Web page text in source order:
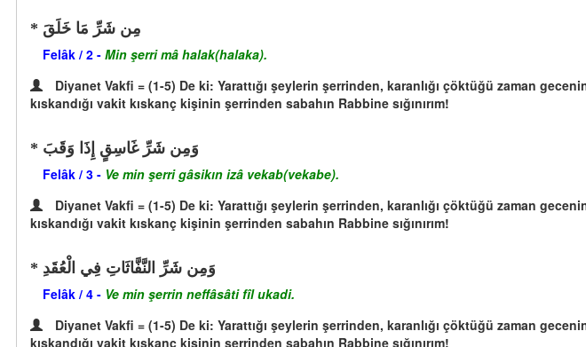
مِن شَرِّ مَا خَلَقَ
Felâk / 2 - Min şerri mâ halak(halaka).
Diyanet Vakfi = (1-5) De ki: Yarattığı şeylerin şerrinden, karanlığı çöktüğü zaman
kıskandığı vakit kıskanç kişinin şerrinden sabahın Rabbine sığınırım!
وَمِن شَرِّ غَاسِقٍ إِذَا وَقَبَ
Felâk / 3 - Ve min şerri gâsikın izâ vekab(vekabe).
Diyanet Vakfi = (1-5) De ki: Yarattığı şeylerin şerrinden, karanlığı çöktüğü zaman
kıskandığı vakit kıskanç kişinin şerrinden sabahın Rabbine sığınırım!
وَمِن شَرِّ النَّفَّاثَاتِ فِي الْعُقَدِ
Felâk / 4 - Ve min şerrin neffâsâti fîl ukadi.
Diyanet Vakfi = (1-5) De ki: Yarattığı şeylerin şerrinden, karanlığı çöktüğü zaman
kıskandığı vakit kıskanç kişinin şerrinden sabahın Rabbine sığınırım!